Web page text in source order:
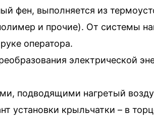
фен, выполняется из
и прочие). От системы
оператора.
электрической
подводящими нагретый
установки крыльчатки – в